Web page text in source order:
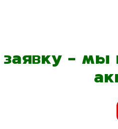
- мы